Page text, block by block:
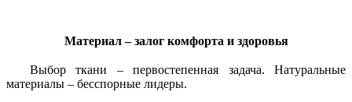
Материал – залог комфорта и здоровья
Выбор ткани – первостепенная задача. Натуральные
материалы – бесспорные лидеры.